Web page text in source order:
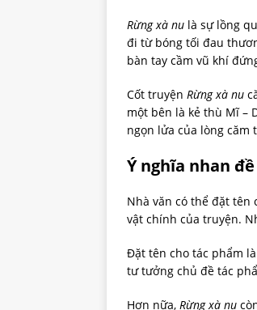
Rừng xà nu là sự lồng
đi từ bóng tối đau
bàn tay cầm vũ khí
Cốt truyện Rừng xà nu
một bên là kẻ thù Mĩ –
ngọn lửa của lòng căm
Ý nghĩa nhan đề
Nhà văn có thể đặt tên
vật chính của truyện.
Đặt tên cho tác phẩm là
tư tưởng chủ đề tác
Hơn nữa, Rừng xà nu